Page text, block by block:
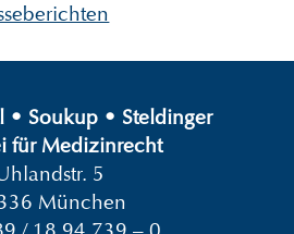
• Soukup • Steldinger
für Medizinrecht
5
München